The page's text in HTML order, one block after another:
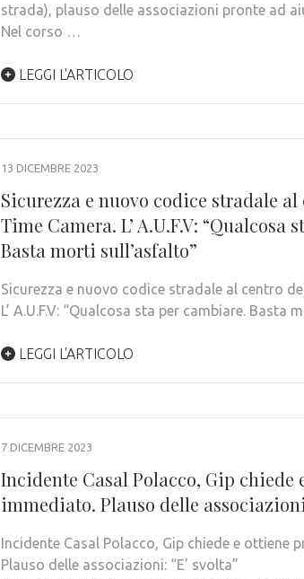
strada), plauso delle associazioni pronte ad
Nel corso …
LEGGI L'ARTICOLO
13 DICEMBRE 2023
Sicurezza e nuovo codice stradale
Time Camera. L’ A.U.F.V: “Qualcosa
Basta morti sull’asfalto”
Sicurezza e nuovo codice stradale al centro
L’ A.U.F.V: “Qualcosa sta per cambiare. Basta
LEGGI L'ARTICOLO
7 DICEMBRE 2023
Incidente Casal Polacco, Gip chiede
immediato. Plauso delle
Incidente Casal Polacco, Gip chiede e ottiene
Plauso delle associazioni: “E’ svolta”